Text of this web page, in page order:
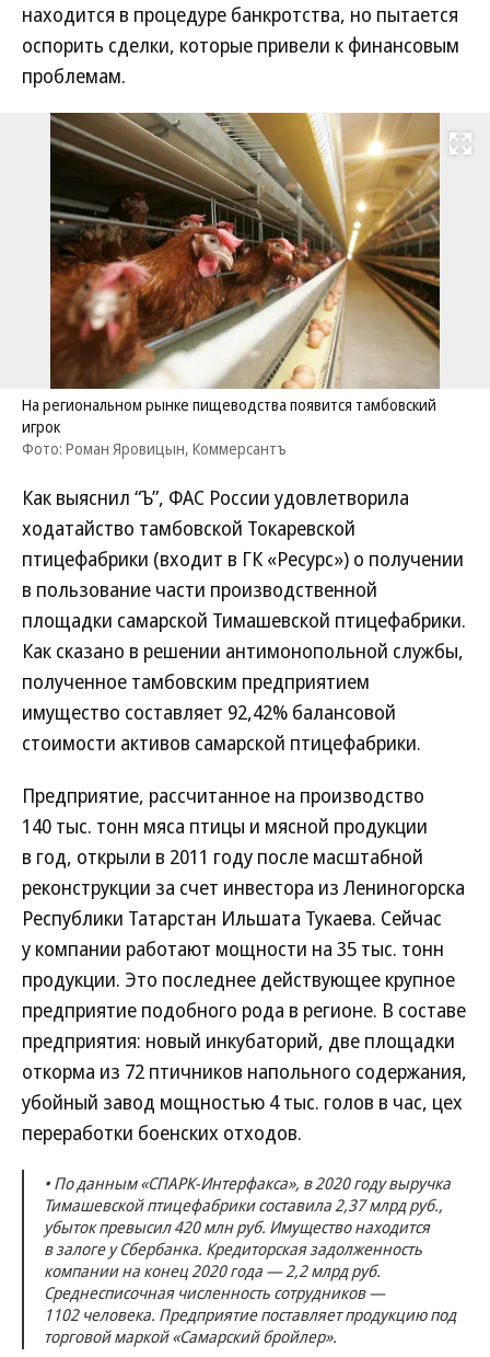
находится в процедуре банкротства, но пытается
оспорить сделки, которые привели к финансовым
проблемам.
Развернуть
На региональном рынке пищеводства появится тамбовский
игрок
Фото: Роман Яровицын, Коммерсантъ
Как выяснил “Ъ”, ФАС России удовлетворила
ходатайство тамбовской Токаревской
птицефабрики (входит в ГК «Ресурс») о получении
в пользование части производственной
площадки самарской Тимашевской птицефабрики.
Как сказано в решении антимонопольной службы,
полученное тамбовским предприятием
имущество составляет 92,42% балансовой
стоимости активов самарской птицефабрики.
Предприятие, рассчитанное на производство
140 тыс. тонн мяса птицы и мясной продукции
в год, открыли в 2011 году после масштабной
реконструкции за счет инвестора из Лениногорска
Республики Татарстан Ильшата Тукаева. Сейчас
у компании работают мощности на 35 тыс. тонн
продукции. Это последнее действующее крупное
предприятие подобного рода в регионе. В составе
предприятия: новый инкубаторий, две площадки
откорма из 72 птичников напольного содержания,
убойный завод мощностью 4 тыс. голов в час, цех
переработки боенских отходов.
• По данным «СПАРК-Интерфакса», в 2020 году выручка
Тимашевской птицефабрики составила 2,37 млрд руб.,
убыток превысил 420 млн руб. Имущество находится
в залоге у Сбербанка. Кредиторская задолженность
компании на конец 2020 года — 2,2 млрд руб.
Среднесписочная численность сотрудников —
1102 человека. Предприятие поставляет продукцию под
торговой маркой «Самарский бройлер».